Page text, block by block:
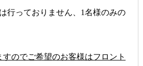
行っておりません、1名様のみの
のでご希望のお客様はフロント